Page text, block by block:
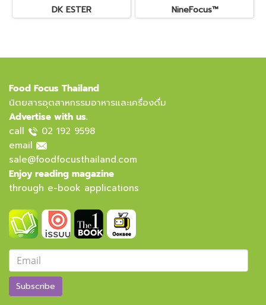
DK ESTER NineFocus™
Food Focus Thailand
นิตยสารอุตสาหกรรมอาหารและเครื่องดื่ม
Advertise with us.
call
02 192 9598
email
sale@foodfocusthailand.com
Enjoy reading magazine
through e-book applications
Subscribe